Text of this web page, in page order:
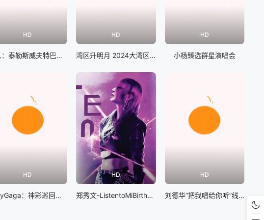
HD
恋人：泰勒斯威夫特巴黎演唱会
HD
湾区升明月 2024大湾区电影音乐晚会
HD
小杨臻选群星演唱会
HD
LadyGaga：神彩巡回演唱会
HD
郑秀文-ListentoMiBirthdayGig演唱会
HD
刘德华“把我唱给你听”线上演唱会